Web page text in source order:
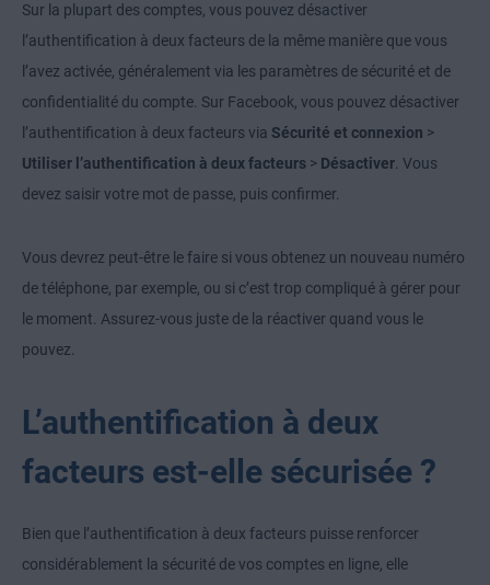
Sur la plupart des comptes, vous pouvez désactiver
l’authentification à deux facteurs de la même manière que vous
l’avez activée, généralement via les paramètres de sécurité et de
confidentialité du compte. Sur Facebook, vous pouvez désactiver
l’authentification à deux facteurs via Sécurité et connexion >
Utiliser l’authentification à deux facteurs > Désactiver . Vous
devez saisir votre mot de passe, puis confirmer.
Vous devrez peut-être le faire si vous obtenez un nouveau numéro
de téléphone, par exemple, ou si c’est trop compliqué à gérer pour
le moment. Assurez-vous juste de la réactiver quand vous le
pouvez.
L’authentification à deux
facteurs est-elle sécurisée ?
Bien que l’authentification à deux facteurs puisse renforcer
considérablement la sécurité de vos comptes en ligne, elle